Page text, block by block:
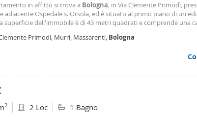
in affitto si trova a Bologna, in Via Clemente Primodì,
adiacente Ospedale s. Orsola, ed è situato al primo piano di un
superficie dell'immobile è di 43 metri quadrati e comprende una
autonomo e climatizzatore con
Primodì, Murri, Massarenti, Bologna
2 2 Loc 1 Bagno